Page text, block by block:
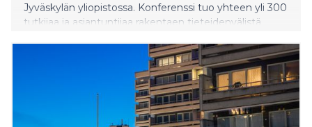
Jyväskylän yliopistossa. Konferenssi tuo yhteen yli 300
tutkijaa ja asiantuntijaa rakentaen tieteidenvälistä
sosiaalisen eriarvoisuuden ratkaisemiseksi. Tapahtuma
on avoin median edustajille.